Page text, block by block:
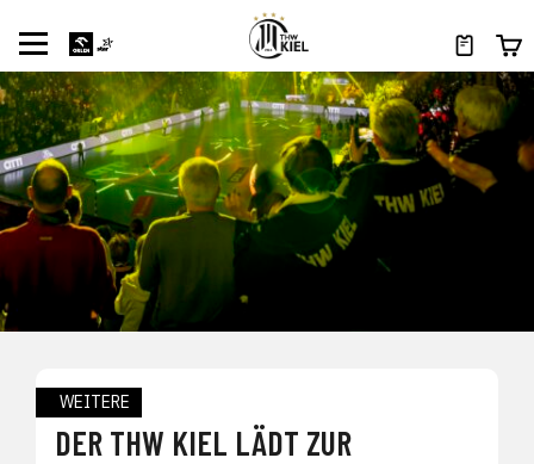
WEITERE
DER THW KIEL LÄDT ZUR